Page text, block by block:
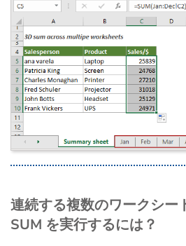
連続する複数のワークシー
SUM を実行するには？